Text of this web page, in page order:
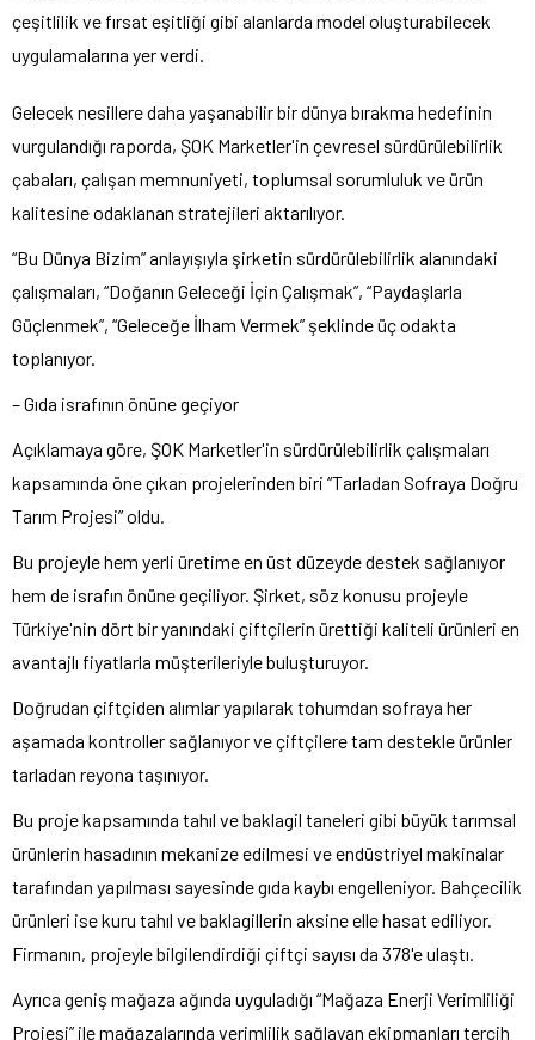
çeşitlilik ve fırsat eşitliği gibi alanlarda model oluşturabilecek
uygulamalarına yer verdi.
Gelecek nesillere daha yaşanabilir bir dünya bırakma hedefinin
vurgulandığı raporda, ŞOK Marketler'in çevresel sürdürülebilirlik
çabaları, çalışan memnuniyeti, toplumsal sorumluluk ve ürün
kalitesine odaklanan stratejileri aktarılıyor.
“Bu Dünya Bizim” anlayışıyla şirketin sürdürülebilirlik alanındaki
çalışmaları, “Doğanın Geleceği İçin Çalışmak”, “Paydaşlarla
Güçlenmek”, “Geleceğe İlham Vermek” şeklinde üç odakta
toplanıyor.
– Gıda israfının önüne geçiyor
Açıklamaya göre, ŞOK Marketler'in sürdürülebilirlik çalışmaları
kapsamında öne çıkan projelerinden biri “Tarladan Sofraya Doğru
Tarım Projesi” oldu.
Bu projeyle hem yerli üretime en üst düzeyde destek sağlanıyor
hem de israfın önüne geçiliyor. Şirket, söz konusu projeyle
Türkiye'nin dört bir yanındaki çiftçilerin ürettiği kaliteli ürünleri en
avantajlı fiyatlarla müşterileriyle buluşturuyor.
Doğrudan çiftçiden alımlar yapılarak tohumdan sofraya her
aşamada kontroller sağlanıyor ve çiftçilere tam destekle ürünler
tarladan reyona taşınıyor.
Bu proje kapsamında tahıl ve baklagil taneleri gibi büyük tarımsal
ürünlerin hasadının mekanize edilmesi ve endüstriyel makinalar
tarafından yapılması sayesinde gıda kaybı engelleniyor. Bahçecilik
ürünleri ise kuru tahıl ve baklagillerin aksine elle hasat ediliyor.
Firmanın, projeyle bilgilendirdiği çiftçi sayısı da 378'e ulaştı.
Ayrıca geniş mağaza ağında uyguladığı “Mağaza Enerji Verimliliği
Projesi” ile mağazalarında verimlilik sağlayan ekipmanları tercih